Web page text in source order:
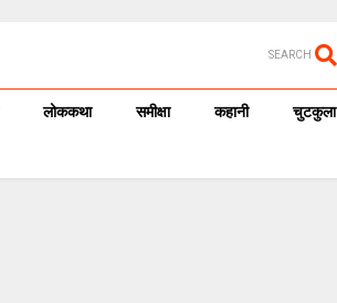
SEARCH
लोककथा समीक्षा कहानी चुटकुला